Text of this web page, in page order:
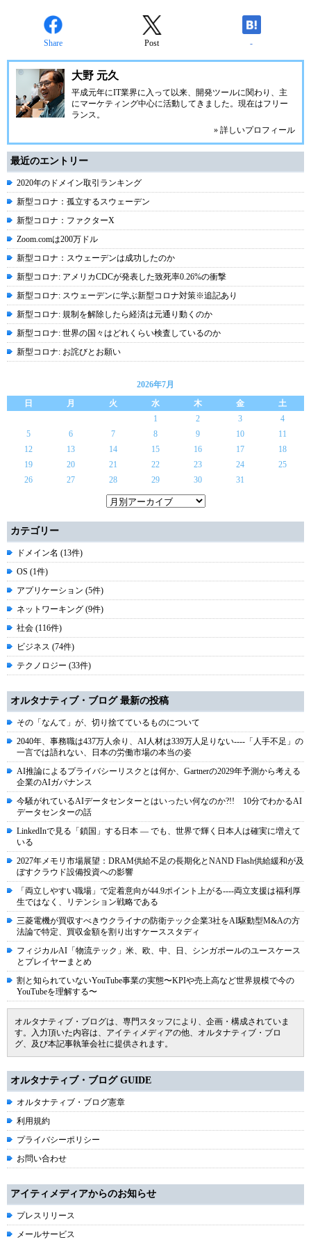
Share Post -
大野 元久
平成元年にIT業界に入って以来、開発ツールに関わり、主
にマーケティング中心に活動してきました。現在はフリー
ランス。
» 詳しいプロフィール
最近のエントリー
2020年のドメイン取引ランキング
新型コロナ：孤立するスウェーデン
新型コロナ：ファクターX
Zoom.comは200万ドル
新型コロナ：スウェーデンは成功したのか
新型コロナ: アメリカCDCが発表した致死率0.26%の衝撃
新型コロナ: スウェーデンに学ぶ新型コロナ対策※追記あり
新型コロナ: 規制を解除したら経済は元通り動くのか
新型コロナ: 世界の国々はどれくらい検査しているのか
新型コロナ: お詫びとお願い
2026年7月
日
月 火 水 木 金
土
1
2 3
4
5
6 7 8 9 10
11
12
13 14 15 16 17
18
19
20 21 22 23 24
25
26
27 28 29 30 31
カテゴリー
ドメイン名 (13件)
OS (1件)
アプリケーション (5件)
ネットワーキング (9件)
社会 (116件)
ビジネス (74件)
テクノロジー (33件)
オルタナティブ・ブログ 最新の投稿
その「なんて」が、切り捨てているものについて
2040年、事務職は437万人余り、AI人材は339万人足りない----「人手不足」の
一言では語れない、日本の労働市場の本当の姿
AI推論によるプライバシーリスクとは何か、Gartnerの2029年予測から考える
企業のAIガバナンス
今騒がれているAIデータセンターとはいったい何なのか?!! 10分でわかるAI
データセンターの話
LinkedInで見る「鎖国」する日本 ― でも、世界で輝く日本人は確実に増えて
いる
2027年メモリ市場展望：DRAM供給不足の長期化とNAND Flash供給緩和が及
ぼすクラウド設備投資への影響
「両立しやすい職場」で定着意向が44.9ポイント上がる----両立支援は福利厚
生ではなく、リテンション戦略である
三菱電機が買収すべきウクライナの防衛テック企業3社をAI駆動型M&Aの方
法論で特定、買収金額を割り出すケーススタディ
フィジカルAI「物流テック」米、欧、中、日、シンガポールのユースケース
とプレイヤーまとめ
割と知られていないYouTube事業の実態〜KPIや売上高など世界規模で今の
YouTubeを理解する〜
オルタナティブ・ブログは、専門スタッフにより、企画・構成されていま
す。入力頂いた内容は、アイティメディアの他、オルタナティブ・ブロ
グ、及び本記事執筆会社に提供されます。
オルタナティブ・ブログ GUIDE
オルタナティブ・ブログ憲章
利用規約
プライバシーポリシー
お問い合わせ
アイティメディアからのお知らせ
プレスリリース
メールサービス